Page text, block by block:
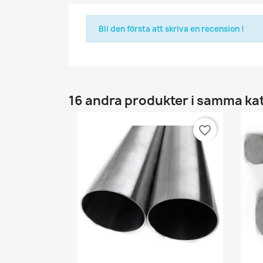
Bli den första att skriva en recension !
16 andra produkter i samma
favorite_border